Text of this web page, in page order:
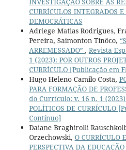
CURRÍCULOS INTEGRADOS E
DEMOCRÁTICAS
Adriege Matias Rodrigues,
Pereira, Saimonton Tinôco,
ARREMESSADO” , Revista
1 (2023): POR OUTROS
CURRÍCULO [Publicação em
Hugo Heleno Camilo Costa,
PARA FORMAÇÃO DE
do Currículo: v. 16 n. 1 (2023):
POLÍTICOS DE CURRÍCULO
Contínuo]
Daiane Braghirolli
Orzechowski, O CURRÍCULO
PERSPECTIVA DA